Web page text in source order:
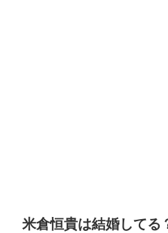
米倉恒貴は結婚してる